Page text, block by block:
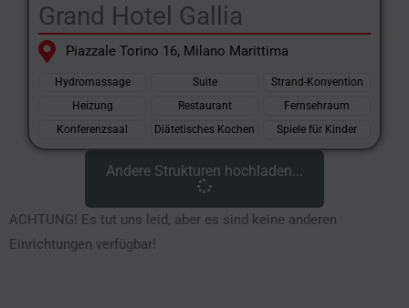
Grand Hotel Gallia
Piazzale Torino 16, Milano Marittima
Hydromassage Suite
Strand-Konvention
Heizung
Restaurant
Fernsehraum
Konferenzsaal
Diätetisches Kochen Spiele für Kinder
Andere Strukturen hochladen...
ACHTUNG! Es tut uns leid, aber es sind keine anderen
Einrichtungen verfügbar!